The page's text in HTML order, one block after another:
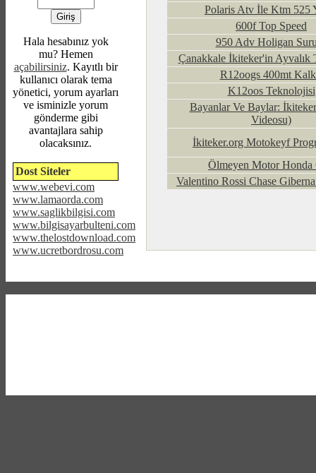
Hala hesabınız yok
mu? Hemen
açabilirsiniz. Kayıtlı bir
kullanıcı olarak tema
yönetici, yorum ayarları
ve isminizle yorum
gönderme gibi
avantajlara sahip
olacaksınız.
Dost Siteler
www.webevi.com
www.lamaorda.com
www.saglikbilgisi.com
www.bilgisayarbulteni.com
www.thelostdownload.com
www.ucretbordrosu.com
Polaris Atv İle Ktm 525
600f Top Speed
950 Adv Holigan
Çanakkale İkiteker'in Ayvalık
R12oogs 400mt
K12oos Teknolojisi
Bayanlar Ve Baylar: İkiteker
Videosu)
İkiteker.org Motokeyf
Ölmeyen Motor Honda
Valentino Rossi Chase